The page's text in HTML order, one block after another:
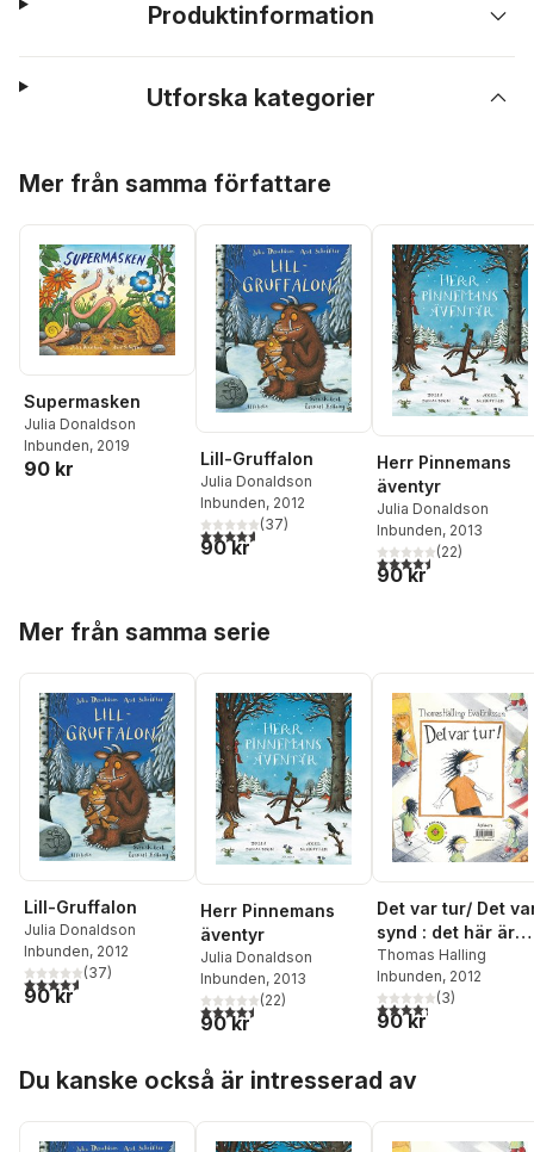
Produktinformation
Utforska kategorier
Mer från samma författare
Supermasken
Julia Donaldson
Inbunden, 2019
90 kr Lill-Gruffalon
Julia Donaldson
Inbunden, 2012
4,6utav 5 stjärnor. Totalt antal röster:
(37)
90 kr
Herr Pinnemans
äventyr
Julia Donaldson
Inbunden, 2013
4,5utav 5 stjärnor.
(22)
90 kr
Mer från samma serie
Lill-Gruffalon
Julia Donaldson
Inbunden, 2012
4,6utav 5 stjärnor. Totalt antal röster:
(37)
90 kr
Herr Pinnemans
äventyr
Julia Donaldson
Inbunden, 2013
4,5utav 5 stjärnor. Totalt antal röster:
(22)
90 kr
Det var tur/ Det
synd : det här är
historien om vad
som inte hände
Thomas Halling
Inbunden, 2012
4,3utav 5 stjärnor.
(3)
90 kr
Du kanske också är intresserad av